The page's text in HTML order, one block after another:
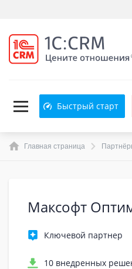
Быстрый старт
Главная страница
Максофт
Ключевой партнер
10 внедренных